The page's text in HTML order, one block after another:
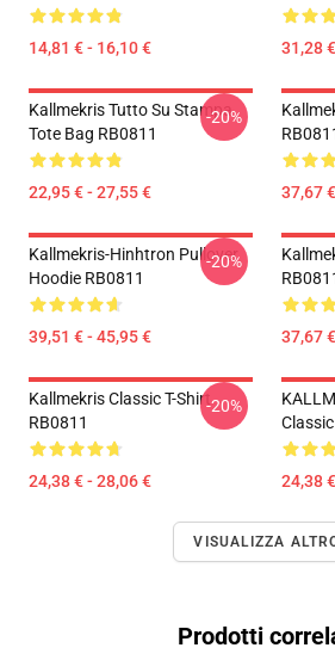
14,81 € - 16,10 € 31,28
Kallmekris Tutto Su Stampa
Tote Bag RB0811
22,95 € - 27,55 €
-20%
37,67
Kallmekris-Hinhtron Pullover
Hoodie RB0811
39,51 € - 45,95 €
-20%
37,67
Kallmekris Classic T-Shirt
RB0811
24,38 € - 28,06 €
-20%
24,38
VISUALIZZA
Prodotti